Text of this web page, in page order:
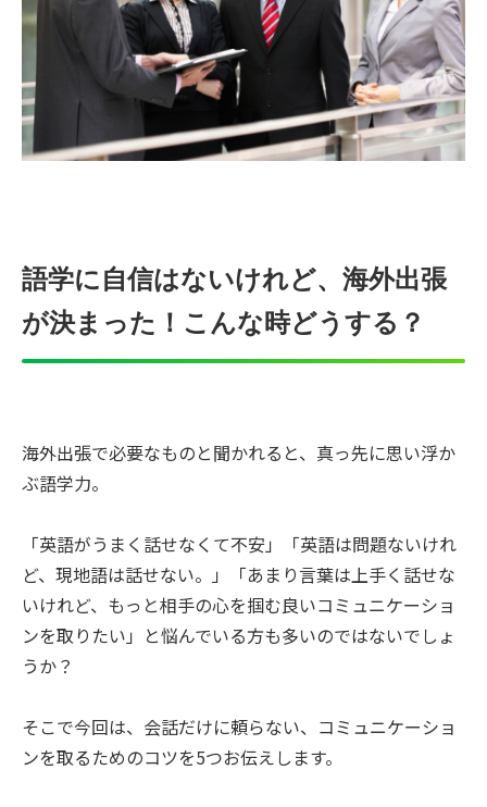
語学に自信はないけれど、海外出張
が決まった！こんな時どうする？
海外出張で必要なものと聞かれると、真っ先に思い浮か
ぶ語学力。
「英語がうまく話せなくて不安」「英語は問題ないけれ
ど、現地語は話せない。」「あまり言葉は上手く話せな
いけれど、もっと相手の心を掴む良いコミュニケーショ
ンを取りたい」と悩んでいる方も多いのではないでしょ
うか？
そこで今回は、会話だけに頼らない、コミュニケーショ
ンを取るためのコツを5つお伝えします。